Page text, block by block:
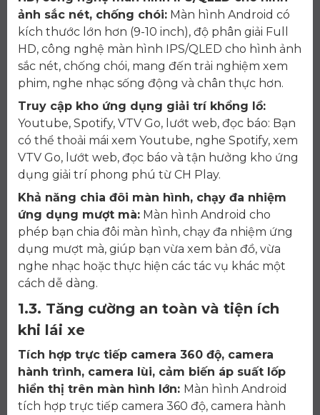
ảnh sắc nét, chống chói: Màn hình Android có
kích thước lớn hơn (9-10 inch), độ phân giải Full
HD, công nghệ màn hình IPS/QLED cho hình ảnh
sắc nét, chống chói, mang đến trải nghiệm xem
phim, nghe nhạc sống động và chân thực hơn.
Truy cập kho ứng dụng giải trí khổng lồ:
Youtube, Spotify, VTV Go, lướt web, đọc báo: Bạn
có thể thoải mái xem Youtube, nghe Spotify, xem
VTV Go, lướt web, đọc báo và tận hưởng kho ứng
dụng giải trí phong phú từ CH Play.
Khả năng chia đôi màn hình, chạy đa nhiệm
ứng dụng mượt mà: Màn hình Android cho
phép bạn chia đôi màn hình, chạy đa nhiệm ứng
dụng mượt mà, giúp bạn vừa xem bản đồ, vừa
nghe nhạc hoặc thực hiện các tác vụ khác một
cách dễ dàng.
1.3. Tăng cường an toàn và tiện ích
khi lái xe
Tích hợp trực tiếp camera 360 độ, camera
hành trình, camera lùi, cảm biến áp suất lốp
hiển thị trên màn hình lớn: Màn hình Android
tích hợp trực tiếp camera 360 độ, camera hành